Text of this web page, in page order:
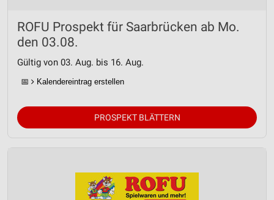
ROFU Prospekt für Saarbrücken ab Mo.
den 03.08.
Gültig von 03. Aug. bis 16. Aug.
📅 Kalendereintrag erstellen
PROSPEKT BLÄTTERN